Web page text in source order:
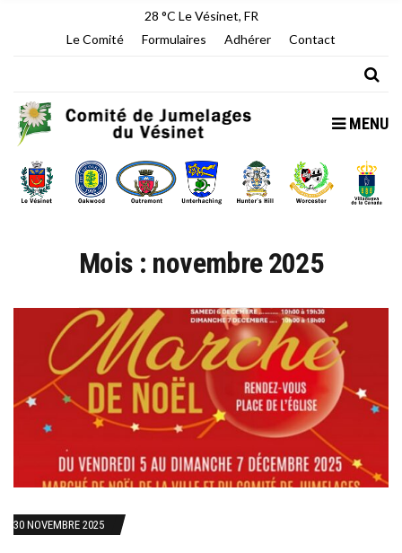
28 °C Le Vésinet, FR
Le Comité
Formulaires Adhérer Contact
MENU
Mois : novembre 2025
30 NOVEMBRE 2025